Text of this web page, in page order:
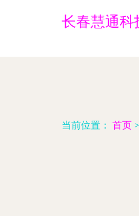
长春慧通科
当前位置： 首页 >